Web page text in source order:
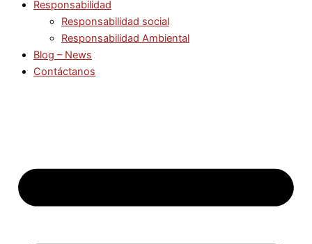
Responsabilidad
Responsabilidad social
Responsabilidad Ambiental
Blog – News
Contáctanos